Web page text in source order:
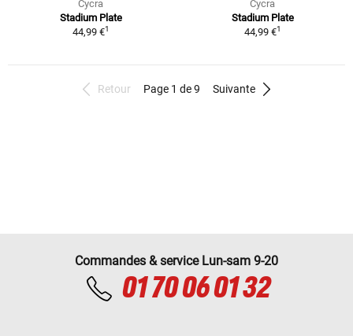
Cycra
Stadium Plate
44,99 €1
Cycra
Stadium Plate
44,99 €1
Retour Page 1 de 9 Suivante
Commandes & service Lun-sam 9-20
01 70 06 01 32